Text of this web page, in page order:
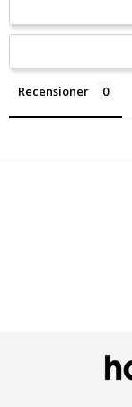
Recensioner